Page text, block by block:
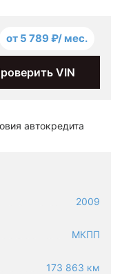
автокредита
2009
МКПП
173 863 км
от 5 789 ₽/ мес.
VIN